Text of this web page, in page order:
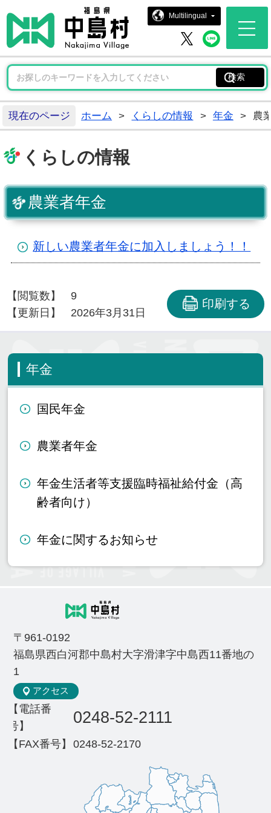
中島村ホ
Multilingual
中島村 X中島
現在のページ ホーム > くらしの情報 > 年金 > 農
くらしの情報
農業者年金
新しい農業者年金に加入しましょう！！
【閲覧数】
9
【更新日】
2026年3月31日
印刷する
年金
国民年金
農業者年金
年金生活者等支援臨時福祉給付金（高
齢者向け）
年金に関するお知らせ
〒961-0192
福島県西白河郡中島村大字滑津字中島西11番地の
1
アクセス
【電話番
号】
0248-52-2111
【FAX番号】 0248-52-2170